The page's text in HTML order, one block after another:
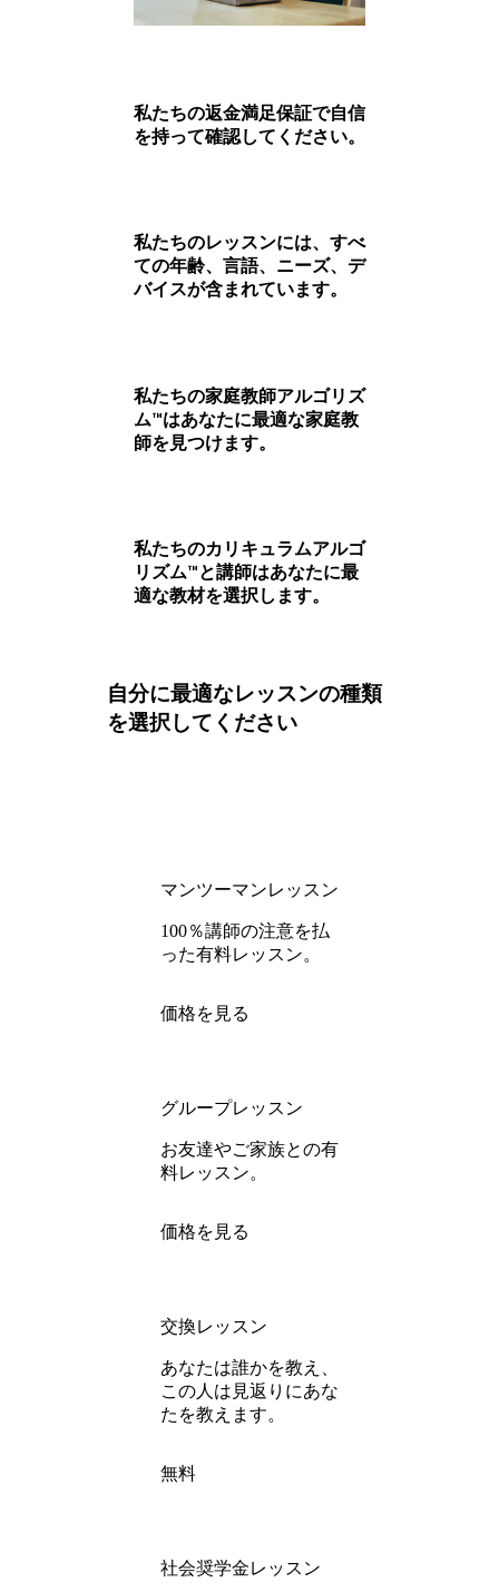
私たちの返金満足保証で自信
を持って確認してください。
私たちのレッスンには、すべ
ての年齢、言語、ニーズ、デ
バイスが含まれています。
私たちの家庭教師アルゴリズ
ム™はあなたに最適な家庭教
師を見つけます。
私たちのカリキュラムアルゴ
リズム™と講師はあなたに最
適な教材を選択します。
自分に最適なレッスンの種類
を選択してください
マンツーマンレッスン
100％講師の注意を払
った有料レッスン。
価格を見る
グループレッスン
お友達やご家族との有
料レッスン。
価格を見る
交換レッスン
あなたは誰かを教え、
この人は見返りにあな
たを教えます。
無料
社会奨学金レッスン